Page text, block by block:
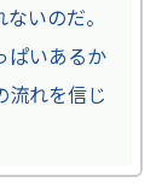
いのだ。
ぱいあるか
流れを信じ